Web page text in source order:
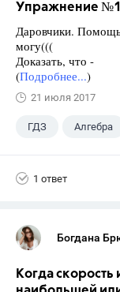
Упражнение
Даровчики.
могу(((
Доказать, что -
(Подробнее...)
21 июля 2017
ГДЗ Алгебра
1 ответ
Богдана
Когда